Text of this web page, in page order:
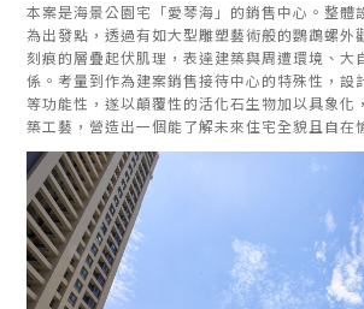
本案是海景公園宅「愛琴海」的銷售中心。整體
為出發點，透過有如大型雕塑藝術般的鸚鵡螺外
刻痕的層疊起伏肌理，表達建築與周遭環境、大
係。考量到作為建案銷售接待中心的特殊性，設
等功能性，遂以顛覆性的活化石生物加以具象化
築工藝，營造出一個能了解未來住宅全貌且自在